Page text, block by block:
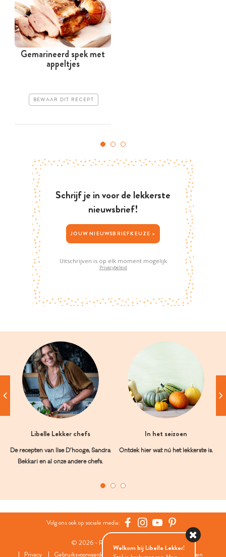
Gemarineerd spek met
appeltjes
BEWAAR DIT RECEPT
Schrijf je in voor de lekkerste
nieuwsbrief!
JOUW NIEUWSBRIEFKEUZE >
Uitschrijven is op elk moment mogelijk
Privacybeleid
Libelle Lekker chefs
De recepten van Ilse D’hooge, Sandra
Bekkari en al onze andere chefs.
In het seizoen
Ontdek hier wat nú het lekkerste is.
Volg ons ook op sociale media:
© 2026 - Roularta Media Group
Privacy
Gebruiksvoorwaarden Cookies Cookies instellingen
Welkom bij Libelle Lekker!